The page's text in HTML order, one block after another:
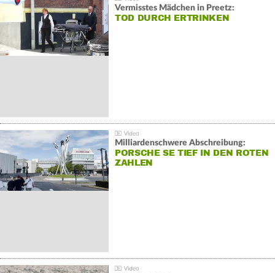
Vermisstes Mädchen in Preetz:
TOD DURCH ERTRINKEN
Milliardenschwere Abschreibung:
PORSCHE SE TIEF IN DEN ROTEN
ZAHLEN